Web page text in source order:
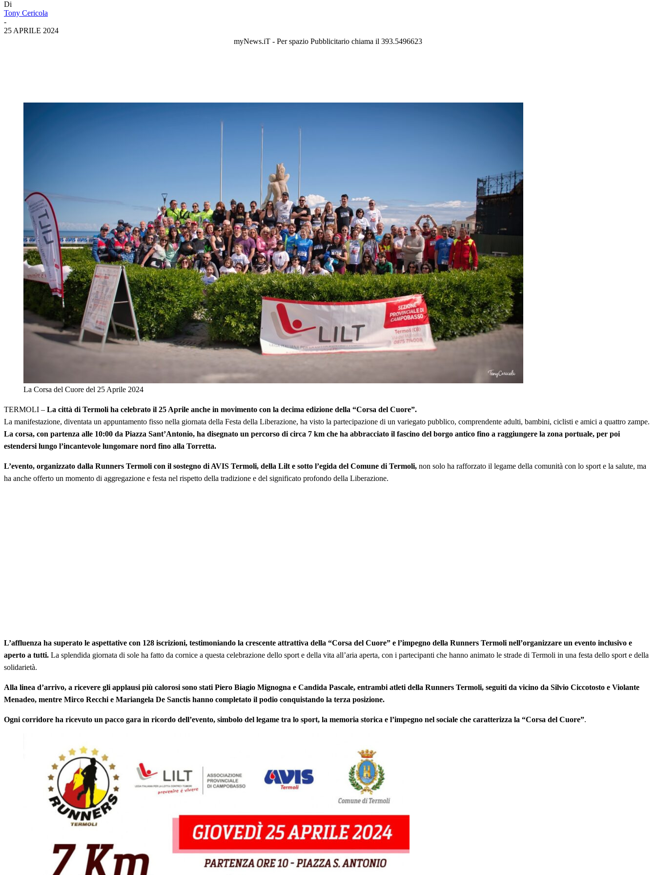
Di
Tony Cericola
-
25 APRILE 2024
myNews.iT - Per spazio Pubblicitario chiama il 393.5496623
La Corsa del Cuore del 25 Aprile 2024
TERMOLI – La città di Termoli ha celebrato il 25 Aprile anche in movimento con la decima edizione della “Corsa del Cuore”.
La manifestazione, diventata un appuntamento fisso nella giornata della Festa della Liberazione, ha visto la partecipazione di un variegato pubblico, comprendente adulti, bambini, ciclisti e amici a quattro zampe.
La corsa, con partenza alle 10:00 da Piazza Sant’Antonio, ha disegnato un percorso di circa 7 km che ha abbracciato il fascino del borgo antico fino a raggiungere la zona portuale, per poi
estendersi lungo l’incantevole lungomare nord fino alla Torretta.
L’evento, organizzato dalla Runners Termoli con il sostegno di AVIS Termoli, della Lilt e sotto l’egida del Comune di Termoli, non solo ha rafforzato il legame della comunità con lo sport e la salute, ma
ha anche offerto un momento di aggregazione e festa nel rispetto della tradizione e del significato profondo della Liberazione.
L’affluenza ha superato le aspettative con 128 iscrizioni, testimoniando la crescente attrattiva della “Corsa del Cuore” e l’impegno della Runners Termoli nell’organizzare un evento inclusivo e
aperto a tutti. La splendida giornata di sole ha fatto da cornice a questa celebrazione dello sport e della vita all’aria aperta, con i partecipanti che hanno animato le strade di Termoli in una festa dello sport e della
solidarietà.
Alla linea d’arrivo, a ricevere gli applausi più calorosi sono stati Piero Biagio Mignogna e Candida Pascale, entrambi atleti della Runners Termoli, seguiti da vicino da Silvio Ciccotosto e Violante
Menadeo, mentre Mirco Recchi e Mariangela De Sanctis hanno completato il podio conquistando la terza posizione.
Ogni corridore ha ricevuto un pacco gara in ricordo dell’evento, simbolo del legame tra lo sport, la memoria storica e l’impegno nel sociale che caratterizza la “Corsa del Cuore”.